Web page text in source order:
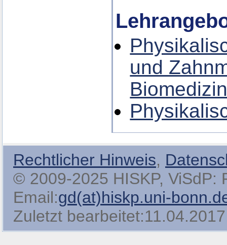
und
Rechtlicher Hinweis,
© 2009-2025 HISKP, ViSdP:
Email:gd(at)hiskp.uni-
Zuletzt